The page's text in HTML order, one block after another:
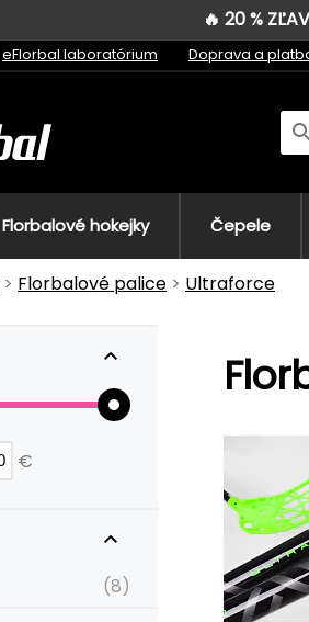
🔥 20 %
eFlorbal laboratórium Doprava a
Florbalové hokejky Čepele
Florbalové palice Ultraforce
€
(8)